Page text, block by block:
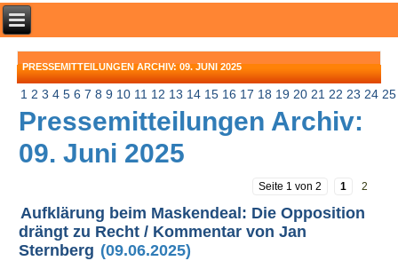
PRESSEMITTEILUNGEN ARCHIV: 09. JUNI 2025
1 2 3 4 5 6 7 8 9 10 11 12 13 14 15 16 17 18 19 20 21 22 23 24 25
Pressemitteilungen Archiv:
09. Juni 2025
Seite 1 von 2 1 2
Aufklärung beim Maskendeal: Die Opposition
drängt zu Recht / Kommentar von Jan
Sternberg (09.06.2025)